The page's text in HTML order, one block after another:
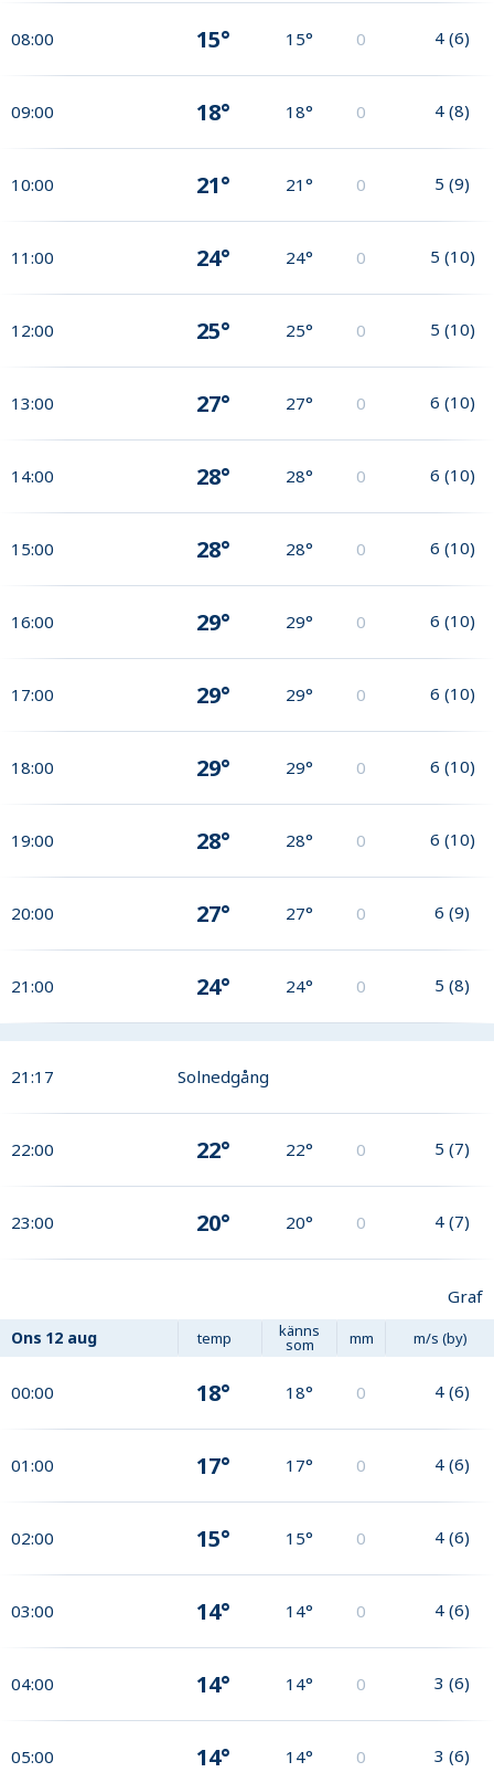
08:00 15° 15° 0 4 (6)
09:00 18° 18° 0 4 (8)
10:00 21° 21° 0 5 (9)
11:00 24° 24° 0 5 (10)
12:00 25° 25° 0 5 (10)
13:00 27° 27° 0 6 (10)
14:00 28° 28° 0 6 (10)
15:00 28° 28° 0 6 (10)
16:00 29° 29° 0 6 (10)
17:00 29° 29° 0 6 (10)
18:00 29° 29° 0 6 (10)
19:00 28° 28° 0 6 (10)
20:00 27° 27° 0 6 (9)
21:00 24° 24° 0 5 (8)
21:17 Solnedgång
22:00 22° 22° 0 5 (7)
23:00 20° 20° 0 4 (7)
Graf
Ons 12 aug temp känns
som mm m/s (by)
00:00 18° 18° 0 4 (6)
01:00 17° 17° 0 4 (6)
02:00 15° 15° 0 4 (6)
03:00 14° 14° 0 4 (6)
04:00 14° 14° 0 3 (6)
05:00 14° 14° 0 3 (6)